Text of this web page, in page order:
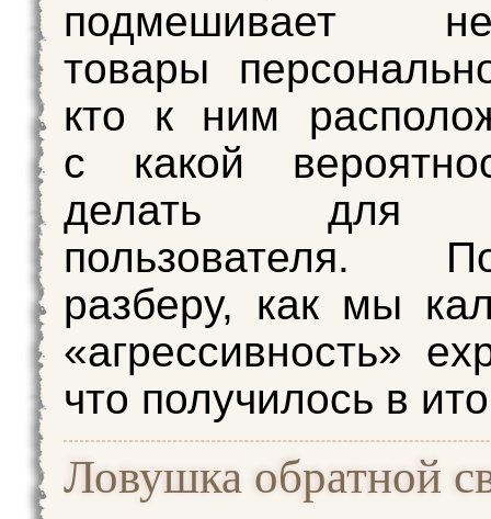
подмешивает
товары
кто к ним
с какой
делать для
пользователя.
разберу, как мы
«агрессивность»
что получилось в
Ловушка обратной